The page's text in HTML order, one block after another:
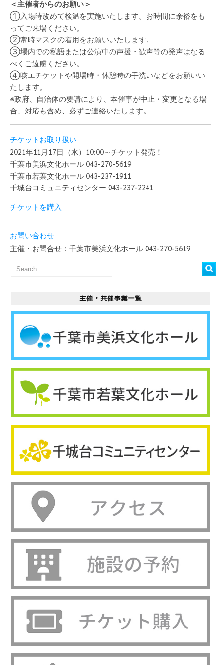
＜主催者からのお願い＞
①入場時改めて検温を実施いたします。お時間に余裕をも
ってご来場ください。
②常時マスクの着用をお願いいたします。
③場内での私語または公演中の声援・歓声等の発声はなる
べくご遠慮ください。
④咳エチケットや開場時・休憩時の手洗いなどをお願いい
たします。
※政府、自治体の要請により、本催事が中止・変更となる場
合、対応も含め、必ずご連絡いたします。
チケットお取り扱い
2021年11月17日（水）10:00～チケット発売！
千葉市美浜文化ホール 043-270-5619
千葉市若葉文化ホール 043-237-1911
千城台コミュニティセンター 043-237-2241
チケットを購入
お問い合わせ
主催・お問合せ：千葉市美浜文化ホール 043-270-5619
主催・共催事業一覧